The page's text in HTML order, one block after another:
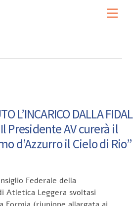
L’INCARICO DALLA FIDAL
Il Presidente AV curerà il
d’Azzurro il Cielo di Rio”
Federale della
Atletica Leggera svoltasi